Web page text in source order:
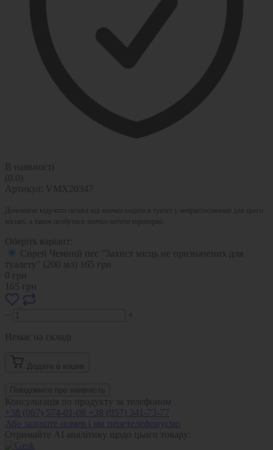
В наявності
(0.0)
Артикул:
VMX20347
Допомагає відучити песика від звички ходити в туалет у непристосованих для цього
місцях, а також позбутися звички мітити територію.
Оберіть варіант:
Спрей Чемний пес "Захист місць не призначених для
туалету" (200 мл) 165 грн
0 грн
165 грн
+
Немає на складі
Додати в кошик
Повідомити про наявність
Консультація по продукту за телефоном
+38 (067) 574-01-08 +38 (057) 341-73-77
Або залиште номер і ми перетелефонуємо
Отримайте AI аналітику щодо цього товару: